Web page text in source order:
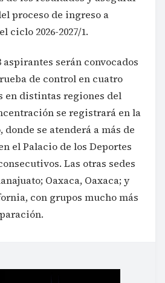
proceso de ingreso a
ciclo 2026-2027/1.
aspirantes serán convocados
de control en cuatro
en distintas regiones del
se registrará en la
se atenderá a más de
el Palacio de los Deportes
Las otras sedes
Oaxaca, Oaxaca; y
con grupos mucho más